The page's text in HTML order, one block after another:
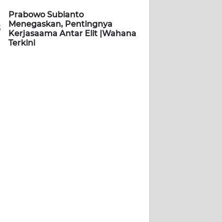
Prabowo Subianto
Menegaskan, Pentingnya
Kerjasaama Antar Elit |Wahana
Terkini